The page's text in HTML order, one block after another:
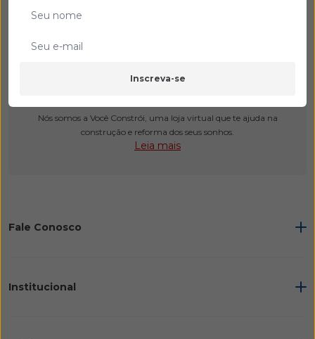
Nós somos a Você Constrói, uma loja virtual que te ajuda na
construção e reforma dos seus sonhos.
Leia mais
Fale Conosco
Institucional
Inscreva-se